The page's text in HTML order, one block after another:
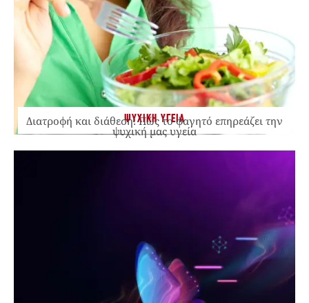
ΨΥΧΙΚΗ ΥΓΕΙΑ
Διατροφή και διάθεση: Πώς το φαγητό επηρεάζει την
ψυχική μας υγεία